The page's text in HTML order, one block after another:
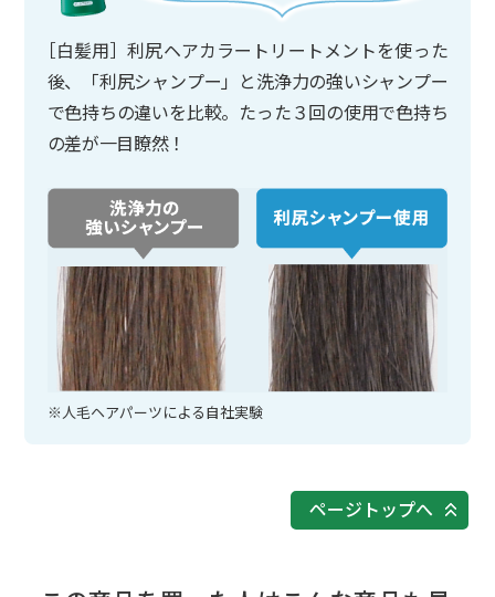
［白髪用］利尻ヘアカラートリートメントを使った
後、「利尻シャンプー」と洗浄力の強いシャンプー
で色持ちの違いを比較。たった３回の使用で色持ち
の差が一目瞭然！
※人毛ヘアパーツによる自社実験
ページトップへ